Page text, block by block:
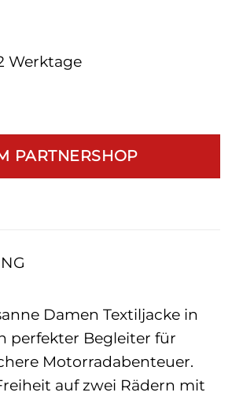
Werktage
PARTNERSHOP
Damen Textiljacke in
perfekter Begleiter für
Motorradabenteuer.
auf zwei Rädern mit